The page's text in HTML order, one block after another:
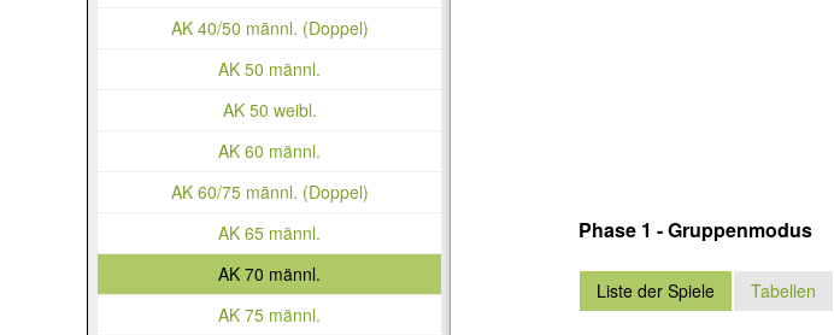
Phase 1 - Gruppenmodus
Liste der Spiele Tabellen
AK 40/50 männl. (Doppel)
AK 50 männl.
AK 50 weibl.
AK 60 männl.
AK 60/75 männl. (Doppel)
AK 65 männl.
AK 70 männl.
AK 75 männl.